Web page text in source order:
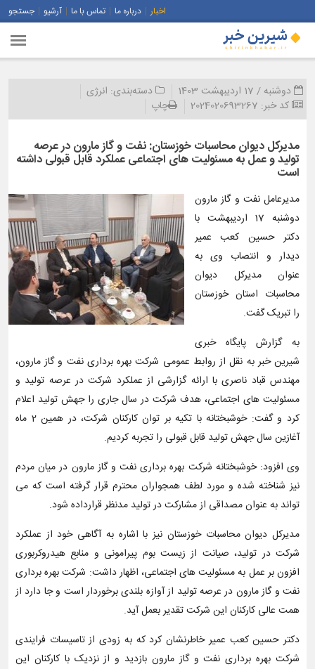
اخبار درباره ما تماس با ما آرشیو جستجو
دوشنبه / 17 اردیبهشت 1403 دسته‌بندی: انرژی
کد خبر: 2024020693267 چاپ
مدیرکل دیوان محاسبات خوزستان: نفت و گاز مارون در عرصه
تولید و عمل به مسئولیت های اجتماعی عملكرد قابل قبولی داشته
است
مدیرعامل نفت و گاز مارون
دوشنبه 17 اردیبهشت با
دکتر حسین کعب عمیر
دیدار و انتصاب وی به
عنوان مدیرکل دیوان
محاسبات استان خوزستان
را تبریک گفت.
به گزارش پایگاه خبری
شیرین خبر به نقل از روابط عمومی شرکت بهره برداری نفت و گاز مارون،
مهندس قباد ناصری با ارائه گزارشی از عملکرد شرکت در عرصه تولید و
مسئولیت های اجتماعی، هدف شرکت در سال جاری را جهش تولید اعلام
کرد و گفت: خوشبختانه با تکیه بر توان کارکنان شرکت، در همین 2 ماه
آغازین سال جهش تولید قابل قبولی را تجربه کردیم.
وی افزود: خوشبختانه شرکت بهره برداری نفت و گاز مارون در میان مردم
نیز شناخته شده و مورد لطف همجواران محترم قرار گرفته است که می
تواند به عنوان مصداقی از مشارکت در تولید مدنظر قرارداده شود.
مدیرکل دیوان محاسبات خوزستان نیز با اشاره به آگاهی خود از عملکرد
شرکت در تولید، صیانت از زیست بوم پیرامونی و منابع هیدروکربوری
افزون بر عمل به مسئولیت های اجتماعی، اظهار داشت: شرکت بهره برداری
نفت و گاز مارون در عرصه تولید از آوازه بلندی برخوردار است و جا دارد از
همت عالی کارکنان این شرکت تقدیر بعمل آید.
دکتر حسین کعب عمیر خاطرنشان کرد که به زودی از تاسیسات فرایندی
شرکت بهره برداری نفت و گاز مارون بازدید و از نزدیک با کارکنان این